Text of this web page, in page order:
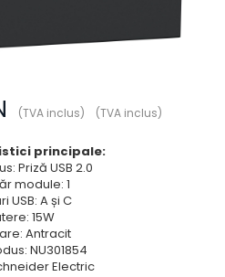
(TVA inclus) (TVA inclus)
principale:
Priză USB 2.0
module: 1
USB: A și C
15W
Antracit
NU301854
Electric